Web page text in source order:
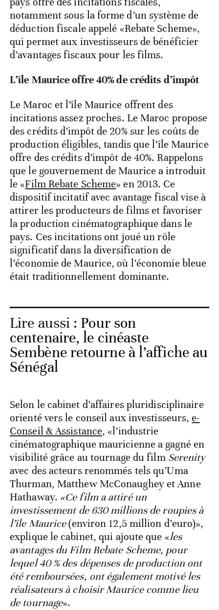
notamment sous la forme d’un système de
déduction fiscale appelé «Rebate Scheme»,
qui permet aux investisseurs de bénéficier
d’avantages fiscaux pour les films.
L’île Maurice offre 40% de crédits d’impôt
Le Maroc et l’île Maurice offrent des
incitations assez proches. Le Maroc propose
des crédits d’impôt de 20% sur les coûts de
production éligibles, tandis que l’île Maurice
offre des crédits d’impôt de 40%. Rappelons
que le gouvernement de Maurice a introduit
le «Film Rebate Scheme» en 2013. Ce
dispositif incitatif avec avantage fiscal vise à
attirer les producteurs de films et favoriser
la production cinématographique dans le
pays. Ces incitations ont joué un rôle
significatif dans la diversification de
l’économie de Maurice, où l’économie bleue
était traditionnellement dominante.
Lire aussi : Pour son
centenaire, le cinéaste
Sembène retourne à l’affiche au
Sénégal
Selon le cabinet d’affaires pluridisciplinaire
orienté vers le conseil aux investisseurs,e-
Conseil & Assistance, «l’industrie
cinématographique mauricienne a gagné en
visibilité grâce au tournage du film Serenity
avec des acteurs renommés tels qu’Uma
Thurman, Matthew McConaughey et Anne
Hathaway. «Ce film a attiré un
investissement de 630 millions de roupies à
l’île Maurice(environ 12,5 million d’euro)»,
explique le cabinet, qui ajoute que «les
avantages du Film Rebate Scheme, pour
lequel 40 % des dépenses de production ont
été remboursées, ont également motivé les
réalisateurs à choisir Maurice comme lieu
de tournage».